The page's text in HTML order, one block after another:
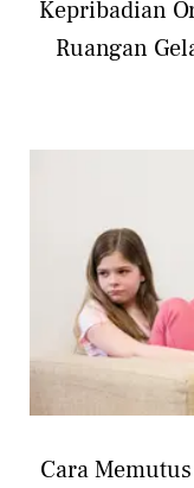
Kepribadian
Ruangan
Cara